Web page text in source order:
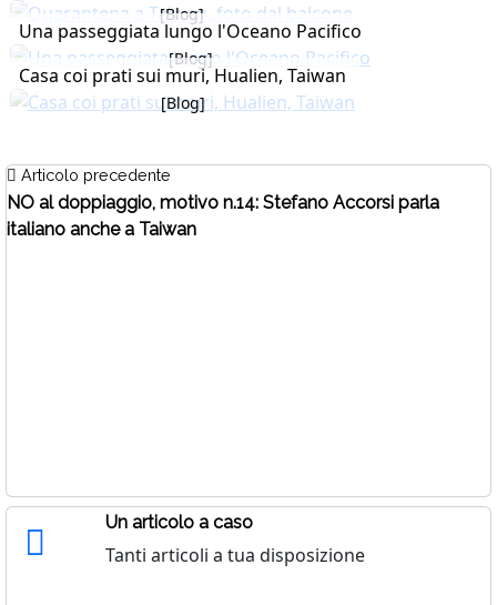
[Blog]
Una passeggiata lungo l'Oceano Pacifico
[Blog]
Casa coi prati sui muri, Hualien, Taiwan
[Blog]
Articolo precedente
NO al doppiaggio, motivo n.14: Stefano Accorsi parla
italiano anche a Taiwan
Un articolo a caso
Tanti articoli a tua disposizione